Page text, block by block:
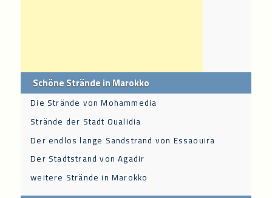
Schöne Strände in Marokko
Die Strände von Mohammedia
Strände der Stadt Oualidia
Der endlos lange Sandstrand von Essaouira
Der Stadtstrand von Agadir
weitere Strände in Marokko